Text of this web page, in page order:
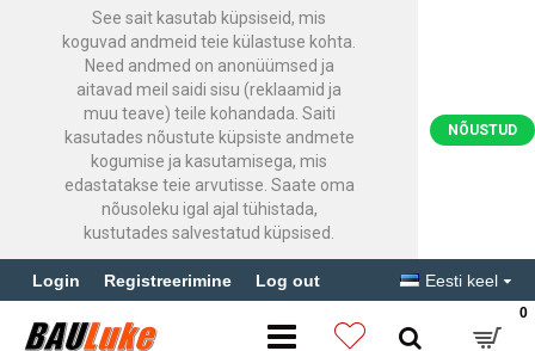
See sait kasutab küpsiseid, mis
koguvad andmeid teie külastuse kohta.
Need andmed on anonüümsed ja
aitavad meil saidi sisu (reklaamid ja
muu teave) teile kohandada. Saiti
kasutades nõustute küpsiste andmete
kogumise ja kasutamisega, mis
edastatakse teie arvutisse. Saate oma
nõusoleku igal ajal tühistada,
kustutades salvestatud küpsised.
NÕUSTUD
Login Registreerimine Log out Eesti keel
0